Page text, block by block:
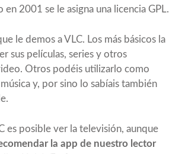
2001 se le asigna una licencia GPL.
le demos a VLC. Los más básicos la
sus películas, series y otros
Otros podéis utilizarlo como
y, por sino lo sabíais también
es posible ver la televisión, aunque
la app de nuestro lector